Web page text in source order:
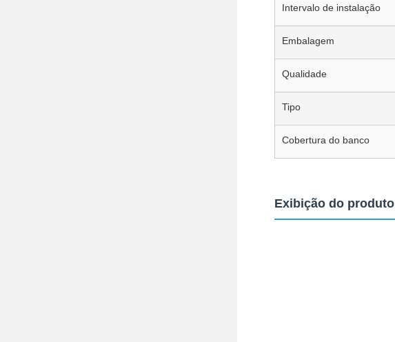
Intervalo de instalação
Embalagem
Qualidade
Tipo
Cobertura do banco
Exibição do produto